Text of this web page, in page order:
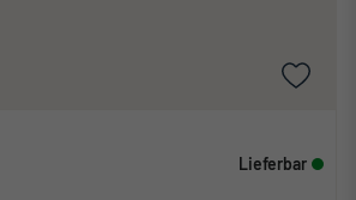
Lieferbar